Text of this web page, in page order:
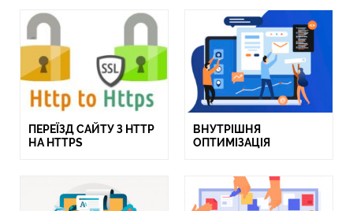
ПЕРЕЇЗД САЙТУ З HTTP
НА HTTPS
ВНУТРІШНЯ
ОПТИМІЗАЦІЯ